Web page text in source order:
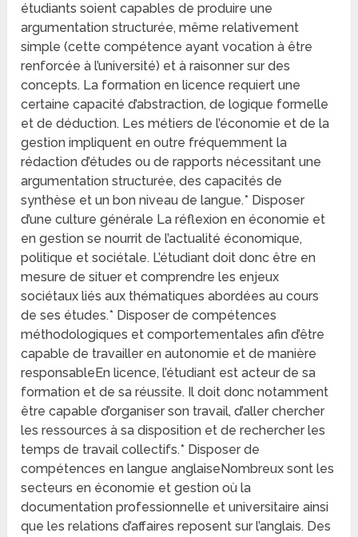
étudiants soient capables de produire une
argumentation structurée, même relativement
simple (cette compétence ayant vocation à être
renforcée à l’université) et à raisonner sur des
concepts. La formation en licence requiert une
certaine capacité d’abstraction, de logique formelle
et de déduction. Les métiers de l’économie et de la
gestion impliquent en outre fréquemment la
rédaction d’études ou de rapports nécessitant une
argumentation structurée, des capacités de
synthèse et un bon niveau de langue.* Disposer
d’une culture générale La réflexion en économie et
en gestion se nourrit de l’actualité économique,
politique et sociétale. L’étudiant doit donc être en
mesure de situer et comprendre les enjeux
sociétaux liés aux thématiques abordées au cours
de ses études.* Disposer de compétences
méthodologiques et comportementales afin d’être
capable de travailler en autonomie et de manière
responsableEn licence, l’étudiant est acteur de sa
formation et de sa réussite. Il doit donc notamment
être capable d’organiser son travail, d’aller chercher
les ressources à sa disposition et de rechercher les
temps de travail collectifs.* Disposer de
compétences en langue anglaiseNombreux sont les
secteurs en économie et gestion où la
documentation professionnelle et universitaire ainsi
que les relations d’affaires reposent sur l’anglais. Des